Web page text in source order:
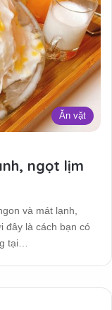
Ăn vặt
ngọt lịm
và mát lạnh,
đây là cách bạn có
tại…